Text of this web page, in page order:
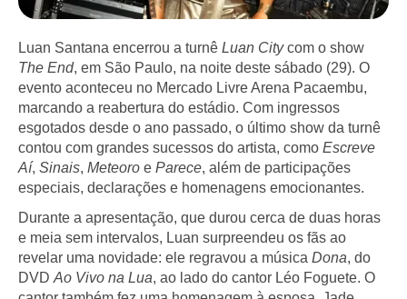
Luan Santana encerrou a turnê Luan Citycom o show
The End, em São Paulo, na noite deste sábado (29). O
evento aconteceu no Mercado Livre Arena Pacaembu,
marcando a reabertura do estádio. Com ingressos
esgotados desde o ano passado, o último show da turnê
contou com grandes sucessos do artista, como Escreve
Aí, Sinais, Meteoro e Parece, além de participações
especiais, declarações e homenagens emocionantes.
Durante a apresentação, que durou cerca de duas horas
e meia sem intervalos, Luan surpreendeu os fãs ao
revelar uma novidade: ele regravou a música Dona, do
DVD Ao Vivo na Lua, ao lado do cantor Léo Foguete. O